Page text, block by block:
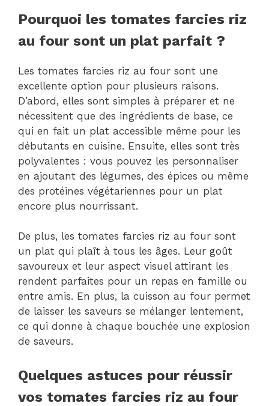
Pourquoi les tomates farcies riz
au four sont un plat parfait ?
Les tomates farcies riz au four sont une
excellente option pour plusieurs raisons.
D’abord, elles sont simples à préparer et ne
nécessitent que des ingrédients de base, ce
qui en fait un plat accessible même pour les
débutants en cuisine. Ensuite, elles sont très
polyvalentes : vous pouvez les personnaliser
en ajoutant des légumes, des épices ou même
des protéines végétariennes pour un plat
encore plus nourrissant.
De plus, les tomates farcies riz au four sont
un plat qui plaît à tous les âges. Leur goût
savoureux et leur aspect visuel attirant les
rendent parfaites pour un repas en famille ou
entre amis. En plus, la cuisson au four permet
de laisser les saveurs se mélanger lentement,
ce qui donne à chaque bouchée une explosion
de saveurs.
Quelques astuces pour réussir
vos tomates farcies riz au four